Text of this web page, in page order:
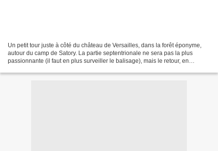
Un petit tour juste à côté du château de Versailles, dans la forêt éponyme,
autour du camp de Satory. La partie septentrionale ne sera pas la plus
passionnante (il faut en plus surveiller le balisage), mais le retour, en